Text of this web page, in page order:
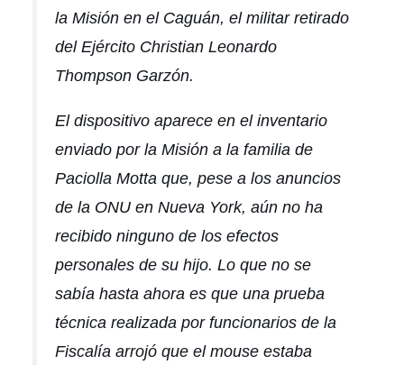
la Misión en el Caguán, el militar retirado
del Ejército Christian Leonardo
Thompson Garzón.
El dispositivo aparece en el inventario
enviado por la Misión a la familia de
Paciolla Motta que, pese a los anuncios
de la ONU en Nueva York, aún no ha
recibido ninguno de los efectos
personales de su hijo. Lo que no se
sabía hasta ahora es que una prueba
técnica realizada por funcionarios de la
Fiscalía arrojó que el mouse estaba